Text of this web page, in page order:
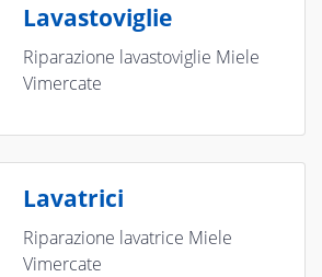
Lavastoviglie
Riparazione lavastoviglie Miele
Vimercate
Lavatrici
Riparazione lavatrice Miele
Vimercate